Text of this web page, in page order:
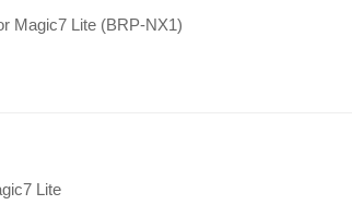
Magic7 Lite (BRP-NX1)
Lite